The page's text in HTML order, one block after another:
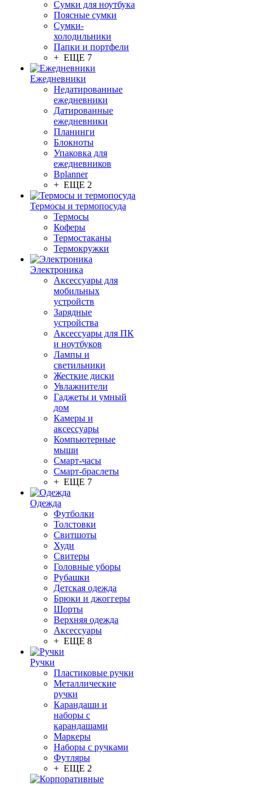
Сумки для ноутбука
Поясные сумки
Сумки-
холодильники
Папки и портфели
+ ЕЩЕ 7
Ежедневники
Недатированные
ежедневники
Датированные
ежедневники
Планинги
Блокноты
Упаковка для
ежедневников
Bplanner
+ ЕЩЕ 2
Термосы и термопосуда
Термосы
Коферы
Термостаканы
Термокружки
Электроника
Аксессуары для
мобильных
устройств
Зарядные
устройства
Аксессуары для ПК
и ноутбуков
Лампы и
светильники
Жесткие диски
Увлажнители
Гаджеты и умный
дом
Камеры и
аксессуары
Компьютерные
мыши
Смарт-часы
Смарт-браслеты
+ ЕЩЕ 7
Одежда
Футболки
Толстовки
Свитшоты
Худи
Свитеры
Головные уборы
Рубашки
Детская одежда
Брюки и джоггеры
Шорты
Верхняя одежда
Аксессуары
+ ЕЩЕ 8
Ручки
Пластиковые ручки
Металлические
ручки
Карандаши и
наборы с
карандашами
Маркеры
Наборы с ручками
Футляры
+ ЕЩЕ 2